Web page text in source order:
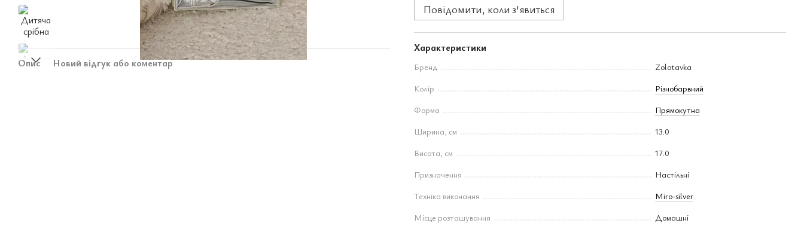
Опис Новий відгук або коментар
Повідомити, коли з'явиться
Характеристики
Бренд
Zolotavka
Колір
Різнобарвний
Форма
Прямокутна
Ширина, см
13.0
Висота, см
17.0
Призначення
Настільні
Техніка виконання
Miro-silver
Місце розташування
Домашні